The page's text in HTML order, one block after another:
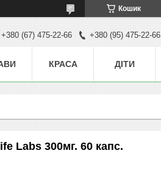
Кошик
+380 (67) 475-22-66 +380 (95) 475-22-66
КРАСА ДІТИ
Labs 300мг. 60 капс.